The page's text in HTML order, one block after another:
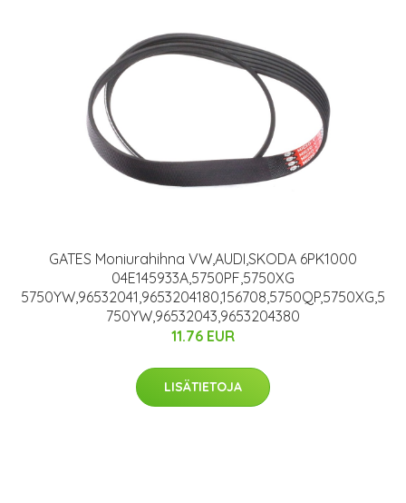
GATES Moniurahihna VW,AUDI,SKODA 6PK1000
04E145933A,5750PF,5750XG
5750YW,96532041,9653204180,156708,5750QP,5750XG,5
750YW,96532043,9653204380
11.76 EUR
LISÄTIETOJA